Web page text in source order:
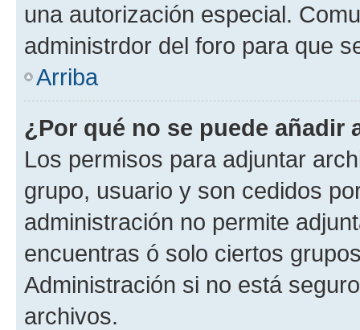
una autorización especial.
administrdor del foro para que
Arriba
¿Por qué no se puede añadir
Los permisos para adjuntar
grupo, usuario y son cedidos
administración no permite
encuentras ó solo ciertos
Administración si no está
archivos.